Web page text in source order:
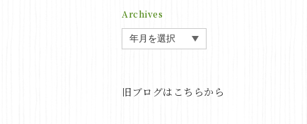
Archives
旧ブログはこちらから